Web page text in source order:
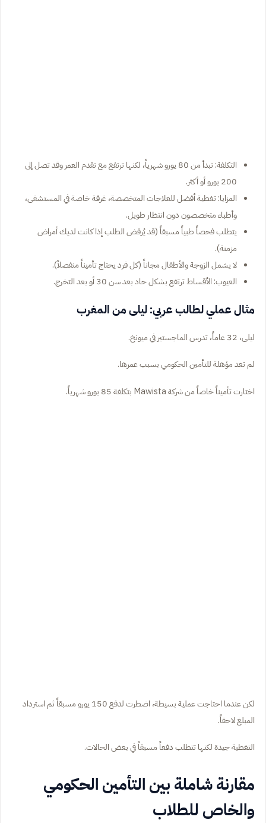
التكلفة: تبدأ من 80 يورو شهرياً، لكنها ترتفع مع تقدم العمر وقد تصل إلى
200 يورو أو أكثر.
المزايا: تغطية أفضل للعلاجات المتخصصة، غرفة خاصة في المستشفى،
وأطباء متخصصون دون انتظار طويل.
يتطلب فحصاً طبياً مسبقاً (قد يُرفض الطلب إذا كانت لديك أمراض
مزمنة).
لا يشمل الزوجة والأطفال مجاناً (كل فرد يحتاج تأميناً منفصلاً).
العيوب: الأقساط ترتفع بشكل حاد بعد سن 30 أو بعد التخرج.
مثال عملي لطالب عربي: ليلى من المغرب
ليلى، 32 عاماً، تدرس الماجستير في ميونخ.
لم تعد مؤهلة للتأمين الحكومي بسبب عمرها.
اختارت تأميناً خاصاً من شركة Mawista بتكلفة 85 يورو شهرياً.
لكن عندما احتاجت عملية بسيطة، اضطرت لدفع 150 يورو مسبقاً ثم استرداد
المبلغ لاحقاً.
التغطية جيدة لكنها تتطلب دفعاً مسبقاً في بعض الحالات.
مقارنة شاملة بين التأمين الحكومي
والخاص للطلاب